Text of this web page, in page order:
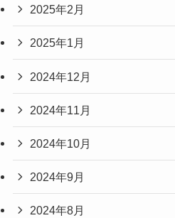
2025年2月
2025年1月
2024年12月
2024年11月
2024年10月
2024年9月
2024年8月